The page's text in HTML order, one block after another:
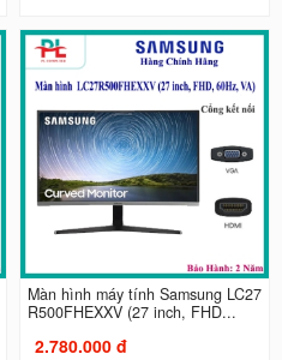
Màn hình máy tính Samsung LC27
R500FHEXXV (27 inch, FHD...
2.780.000 đ